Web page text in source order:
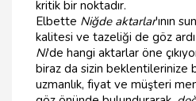
kritik bir noktadır.
Elbette Niğde aktarlar'ının
kalitesi ve tazeliği de göz
Ni'de hangi aktarlar öne
biraz da sizin beklentilerinize
uzmanlık, fiyat ve müşteri